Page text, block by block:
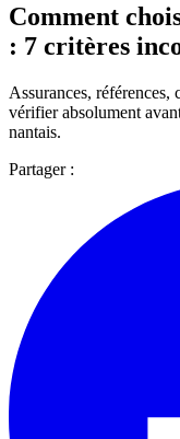
Comment
: 7 critères
Assurances,
vérifier absolument
nantais.
Partager :